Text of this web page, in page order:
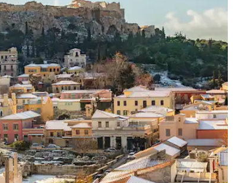
para cima e para baixo ou explore com gestos de toque ou